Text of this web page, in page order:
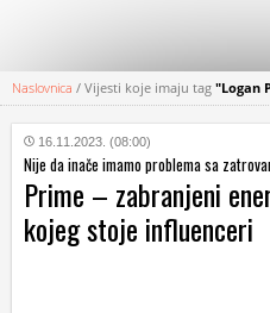
KATEGORIJE
HRVATSKI
WEB
Naslovnica / Vijesti koje imaju tag "Logan
16.11.2023. (08:00)
Nije da inače imamo problema sa
Prime – zabranjeni
kojeg stoje influenceri